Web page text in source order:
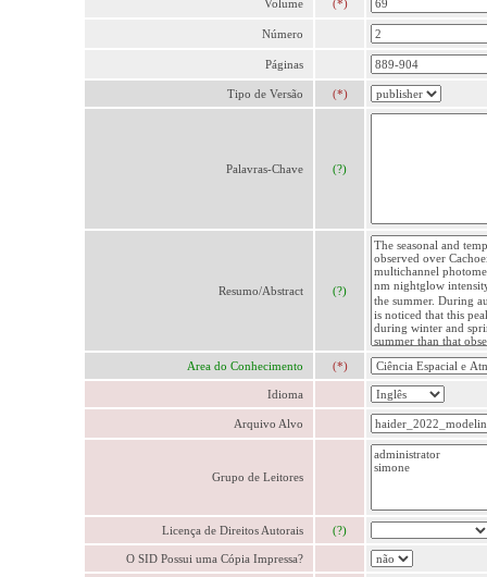
Volume (*)
Número
Páginas
Tipo de Versão (*)
Palavras-Chave (?)
Resumo/Abstract (?)
Area do Conhecimento (*)
Idioma
Arquivo Alvo
Grupo de Leitores
Licença de Direitos Autorais (?)
O SID Possui uma Cópia Impressa?